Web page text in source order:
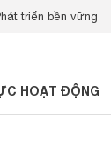
triển bền vững
HOẠT ĐỘNG